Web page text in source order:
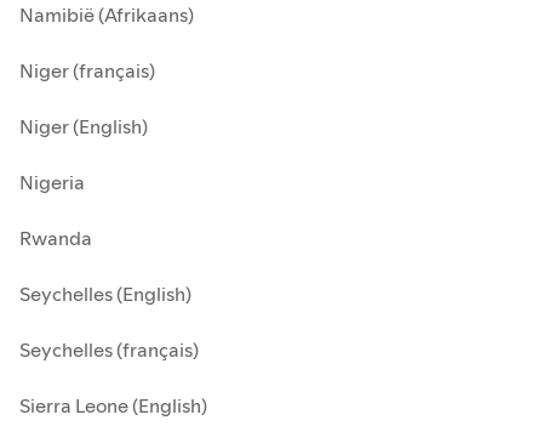
Namibië (Afrikaans)
Niger (français)
Niger (English)
Nigeria
Rwanda
Seychelles (English)
Seychelles (français)
Sierra Leone (English)